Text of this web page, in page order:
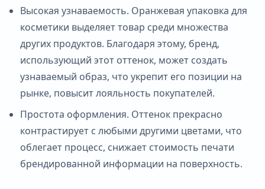
Высокая узнаваемость. Оранжевая упаковка для
косметики выделяет товар среди множества
других продуктов. Благодаря этому, бренд,
использующий этот оттенок, может создать
узнаваемый образ, что укрепит его позиции на
рынке, повысит лояльность покупателей.
Простота оформления. Оттенок прекрасно
контрастирует с любыми другими цветами, что
облегает процесс, снижает стоимость печати
брендированной информации на поверхность.